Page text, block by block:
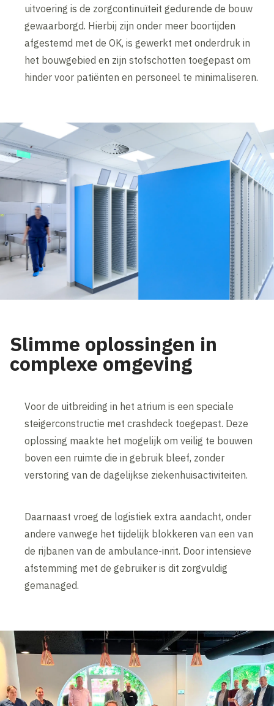
uitvoering is de zorgcontinuïteit gedurende de bouw
gewaarborgd. Hierbij zijn onder meer boortijden
afgestemd met de OK, is gewerkt met onderdruk in
het bouwgebied en zijn stofschotten toegepast om
hinder voor patiënten en personeel te minimaliseren.
Slimme oplossingen in
complexe omgeving
Voor de uitbreiding in het atrium is een speciale
steigerconstructie met crashdeck toegepast. Deze
oplossing maakte het mogelijk om veilig te bouwen
boven een ruimte die in gebruik bleef, zonder
verstoring van de dagelijkse ziekenhuisactiviteiten.
Daarnaast vroeg de logistiek extra aandacht, onder
andere vanwege het tijdelijk blokkeren van een van
de rijbanen van de ambulance-inrit. Door intensieve
afstemming met de gebruiker is dit zorgvuldig
gemanaged.